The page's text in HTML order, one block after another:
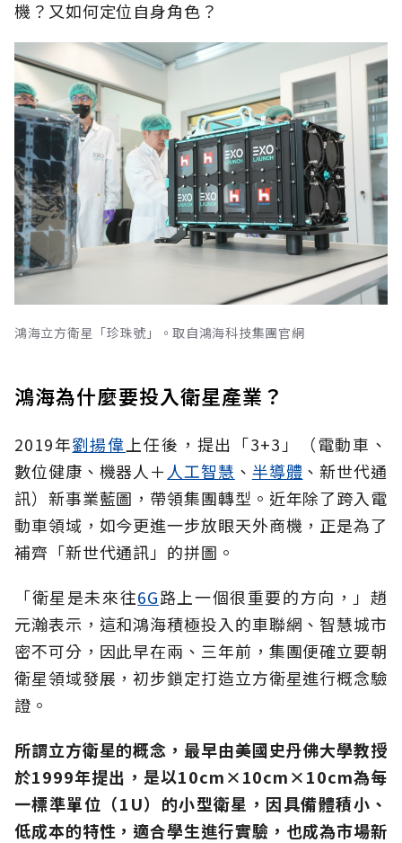
機？又如何定位自身角色？
鴻海立方衛星「珍珠號」。取自鴻海科技集團官網
鴻海為什麼要投入衛星產業？
2019年劉揚偉 上任後，提出「3+3」（電動車、
數位健康、機器人＋ 人工智慧 、 半導體 、新世代通
訊）新事業藍圖，帶領集團轉型。近年除了跨入電
動車領域，如今更進一步放眼天外商機，正是為了
補齊「新世代通訊」的拼圖。
「衛星是未來往6G路上一個很重要的方向，」趙
元瀚表示，這和鴻海積極投入的車聯網、智慧城市
密不可分，因此早在兩、三年前，集團便確立要朝
衛星領域發展，初步鎖定打造立方衛星進行概念驗
證。
所謂立方衛星的概念，最早由美國史丹佛大學教授
於1999年提出，是以10cm×10cm×10cm為每
一標準單位（1U）的小型衛星，因具備體積小、
低成本的特性，適合學生進行實驗，也成為市場新